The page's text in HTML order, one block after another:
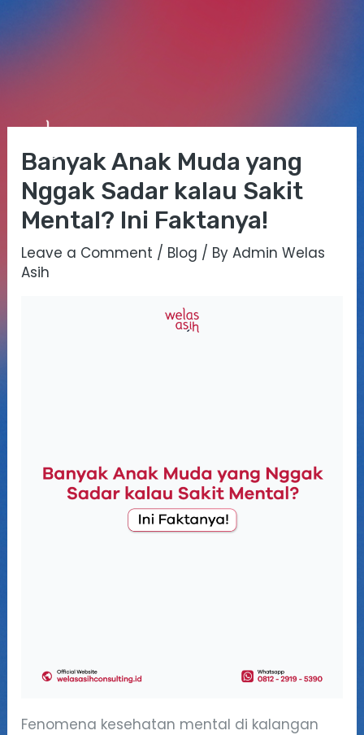
content
Banyak Anak Muda yang
Nggak Sadar kalau Sakit
Mental? Ini Faktanya!
Leave a Comment / Blog / ByAdmin Welas
Asih
Fenomena kesehatan mental di kalangan